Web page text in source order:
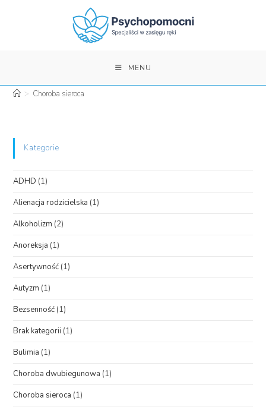
MENU
> Choroba sieroca
Kategorie
ADHD (1)
Alienacja rodzicielska (1)
Alkoholizm (2)
Anoreksja (1)
Asertywność (1)
Autyzm (1)
Bezsenność (1)
Brak kategorii (1)
Bulimia (1)
Choroba dwubiegunowa (1)
Choroba sieroca (1)